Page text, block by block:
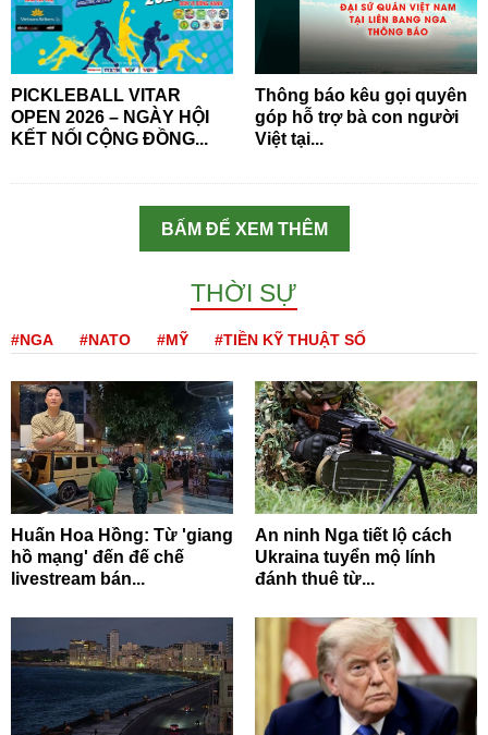
PICKLEBALL VITAR
OPEN 2026 – NGÀY HỘI
KẾT NỐI CỘNG ĐỒNG...
Thông báo kêu gọi quyên
góp hỗ trợ bà con người
Việt tại...
BẤM ĐỂ XEM THÊM
THỜI SỰ
#NGA #NATO #MỸ #TIỀN KỸ THUẬT SỐ
Huấn Hoa Hồng: Từ 'giang
hồ mạng' đến đế chế
livestream bán...
An ninh Nga tiết lộ cách
Ukraina tuyển mộ lính
đánh thuê từ...